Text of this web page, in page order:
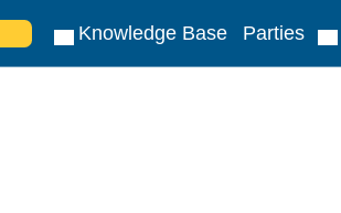
Parties
Knowledge Base